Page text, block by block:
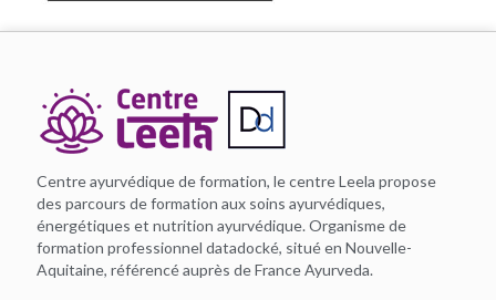
Centre ayurvédique de formation, le centre Leela propose
des parcours de formation aux soins ayurvédiques,
énergétiques et nutrition ayurvédique. Organisme de
formation professionnel datadocké, situé en Nouvelle-
Aquitaine, référencé auprès de France Ayurveda.